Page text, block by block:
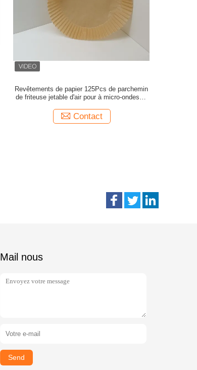
Revêtements de papier 125Pcs de parchemin
de friteuse jetable d'air pour à micro-ondes le
Contact
Mail nous
Send